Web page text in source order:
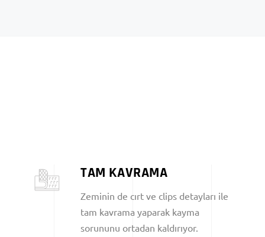
TAM KAVRAMA
Zeminin de cırt ve clips detayları ile
tam kavrama yaparak kayma
sorununu ortadan kaldırıyor.